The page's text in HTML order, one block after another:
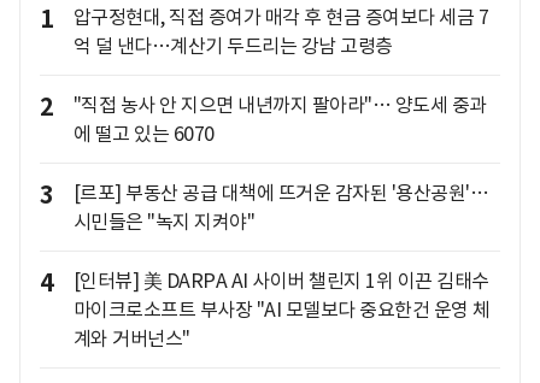
1
압구정현대, 직접 증여가 매각 후 현금 증여보다 세금 7
억 덜 낸다…계산기 두드리는 강남 고령층
2
"직접 농사 안 지으면 내년까지 팔아라"… 양도세 중과
에 떨고 있는 6070
3
[르포] 부동산 공급 대책에 뜨거운 감자된 '용산공원'…
시민들은 "녹지 지켜야"
4
[인터뷰] 美 DARPA AI 사이버 챌린지 1위 이끈 김태수
마이크로소프트 부사장 "AI 모델보다 중요한건 운영 체
계와 거버넌스"